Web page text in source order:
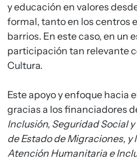
y educación en valores
formal, tanto en los centros
barrios. En este caso, en un
participación tan relevante
Cultura.
Este apoyo y enfoque hacia
gracias a los financiadores
Inclusión, Seguridad Social
de Estado de Migraciones,
Atención Humanitaria e